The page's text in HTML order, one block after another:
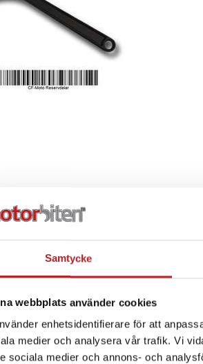
Samtycke
webbplats använder cookies
enhetsidentifierare för att
medier och analysera vår trafik. Vi
sociala medier och annons- och